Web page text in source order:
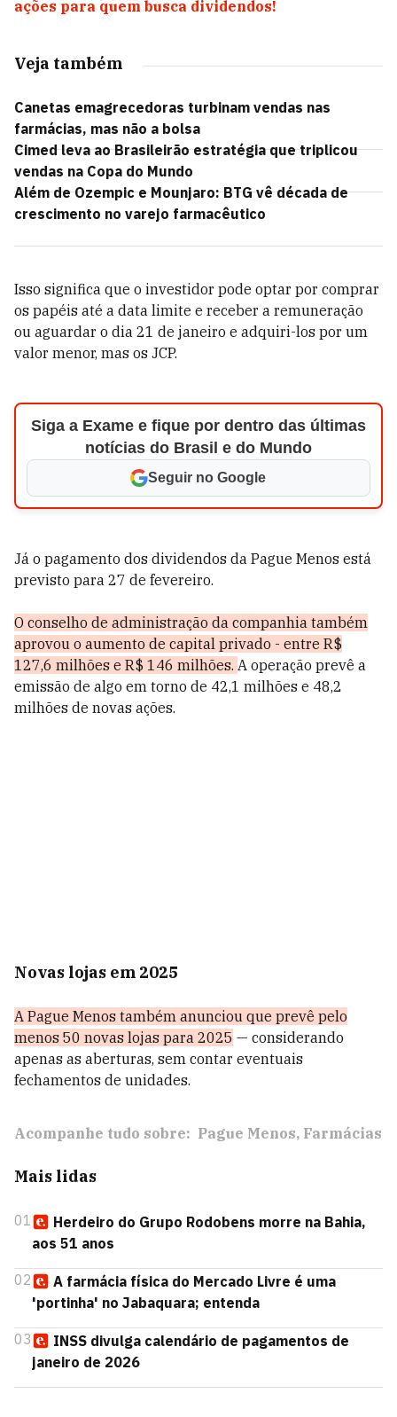
ações para quem busca dividendos!
Veja também
Canetas emagrecedoras turbinam vendas nas
farmácias, mas não a bolsa
Cimed leva ao Brasileirão estratégia que triplicou
vendas na Copa do Mundo
Além de Ozempic e Mounjaro: BTG vê década de
crescimento no varejo farmacêutico
Isso significa que o investidor pode optar por comprar
os papéis até a data limite e receber a remuneração
ou aguardar o dia 21 de janeiro e adquiri-los por um
valor menor, mas os JCP.
Siga a Exame e fique por dentro das últimas
notícias do Brasil e do Mundo
Seguir no Google
Já o pagamento dos dividendos da Pague Menos está
previsto para 27 de fevereiro.
O conselho de administração da companhia também
aprovou o aumento de capital privado - entre R$
127,6 milhões e R$ 146 milhões. A operação prevê a
emissão de algo em torno de 42,1 milhões e 48,2
milhões de novas ações.
Novas lojas em 2025
A Pague Menos também anunciou que prevê pelo
menos 50 novas lojas para 2025 — considerando
apenas as aberturas, sem contar eventuais
fechamentos de unidades.
Acompanhe tudo sobre: Pague Menos Farmácias
Mais lidas
01
Herdeiro do Grupo Rodobens morre na Bahia,
aos 51 anos
02
A farmácia física do Mercado Livre é uma
'portinha' no Jabaquara; entenda
03
INSS divulga calendário de pagamentos de
janeiro de 2026